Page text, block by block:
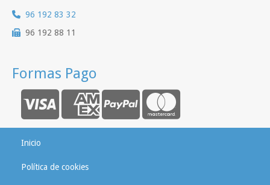
96 192 83 32
96 192 88 11
Formas Pago
Inicio
Política de cookies